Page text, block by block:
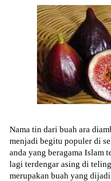
Nama tin dari buah ara
menjadi begitu populer di
anda yang beragama Islam
lagi terdengar asing di
merupakan buah yang